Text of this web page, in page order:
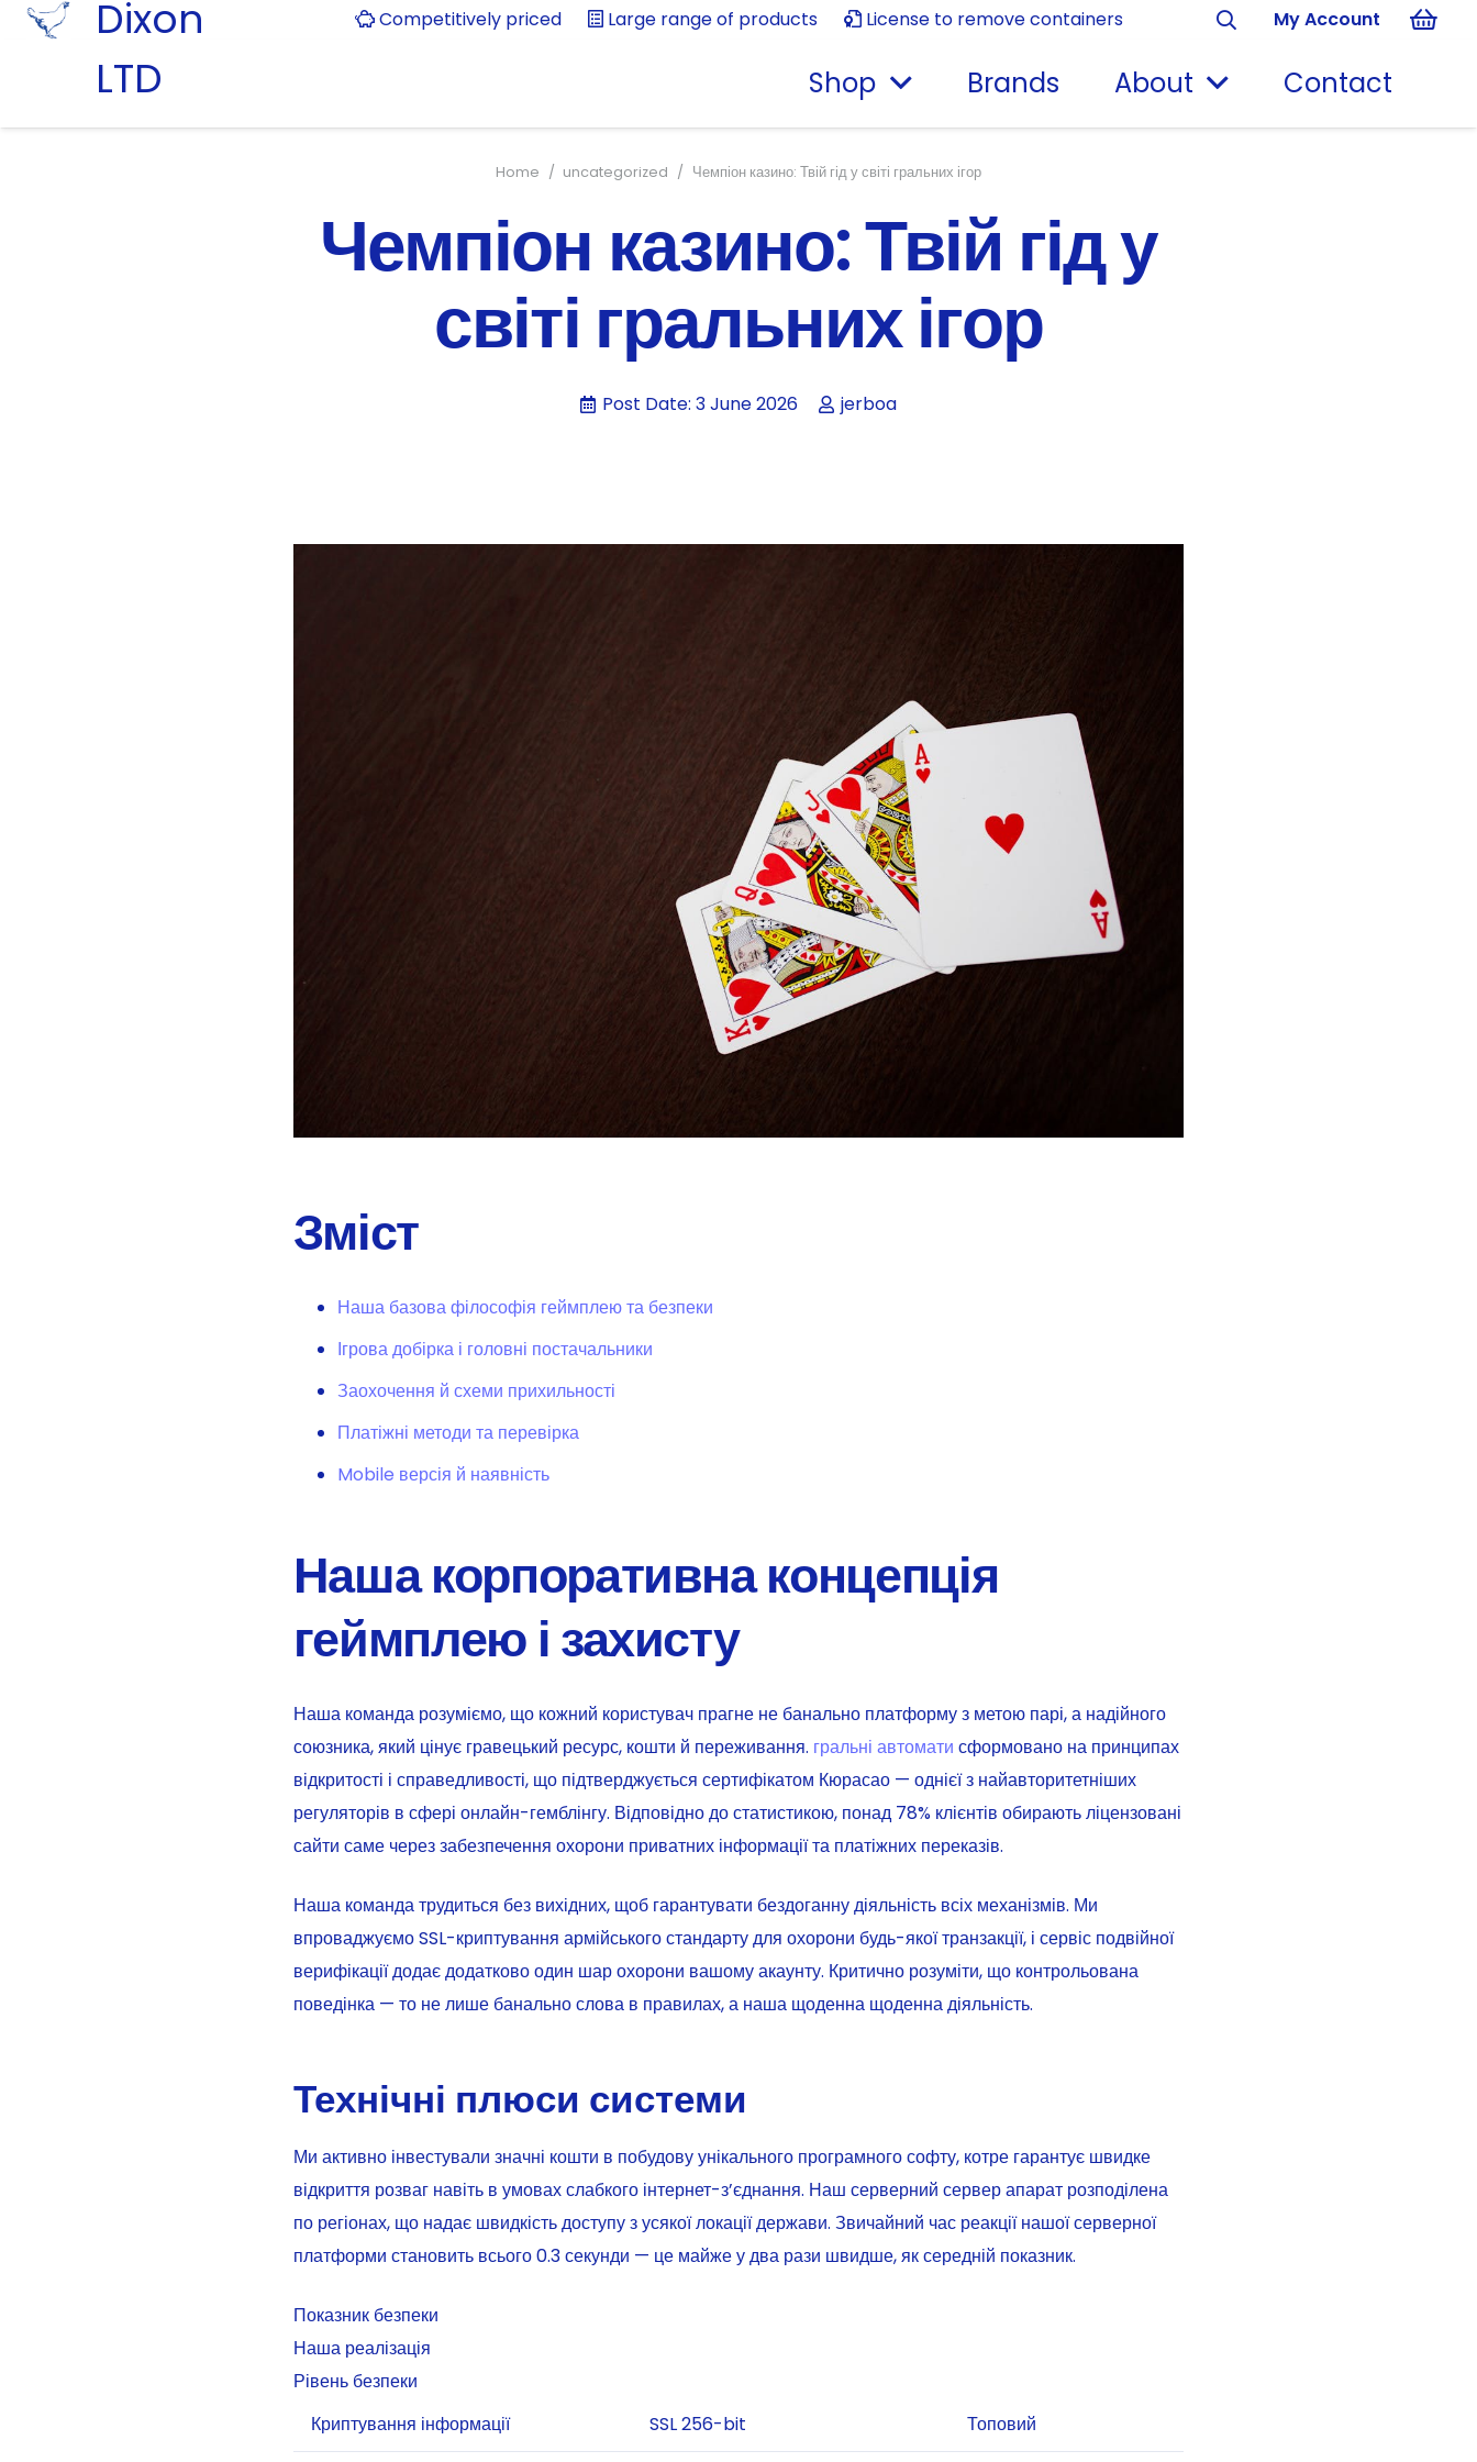
Dixon
LTD
Competitively priced Large range of products License to remove containers My Account
Shop Brands About Contact
Home / uncategorized / Чемпіон казино: Твій гід у світі гральних ігор
Чемпіон казино: Твій гід у
світі гральних ігор
Post Date: 3 June 2026 jerboa
Зміст
Наша базова філософія геймплею та безпеки
Ігрова добірка і головні постачальники
Заохочення й схеми прихильності
Платіжні методи та перевірка
Mobile версія й наявність
Наша корпоративна концепція
геймплею і захисту
Наша команда розуміємо, що кожний користувач прагне не банально платформу з метою парі, а надійного
союзника, який цінує гравецький ресурс, кошти й переживання. гральні автомати сформовано на принципах
відкритості і справедливості, що підтверджується сертифікатом Кюрасао — однієї з найавторитетніших
регуляторів в сфері онлайн-гемблінгу. Відповідно до статистикою, понад 78% клієнтів обирають ліцензовані
сайти саме через забезпечення охорони приватних інформації та платіжних переказів.
Наша команда трудиться без вихідних, щоб гарантувати бездоганну діяльність всіх механізмів. Ми
впроваджуємо SSL-криптування армійського стандарту для охорони будь-якої транзакції, і сервіс подвійної
верифікації додає додатково один шар охорони вашому акаунту. Критично розуміти, що контрольована
поведінка — то не лише банально слова в правилах, а наша щоденна щоденна діяльність.
Технічні плюси системи
Ми активно інвестували значні кошти в побудову унікального програмного софту, котре гарантує швидке
відкриття розваг навіть в умовах слабкого інтернет-з’єднання. Наш серверний сервер апарат розподілена
по регіонах, що надає швидкість доступу з усякої локації держави. Звичайний час реакції нашої серверної
платформи становить всього 0.3 секунди — це майже у два рази швидше, як середній показник.
Показник безпеки
Наша реалізація
Рівень безпеки
Криптування інформації
SSL 256-bit Топовий